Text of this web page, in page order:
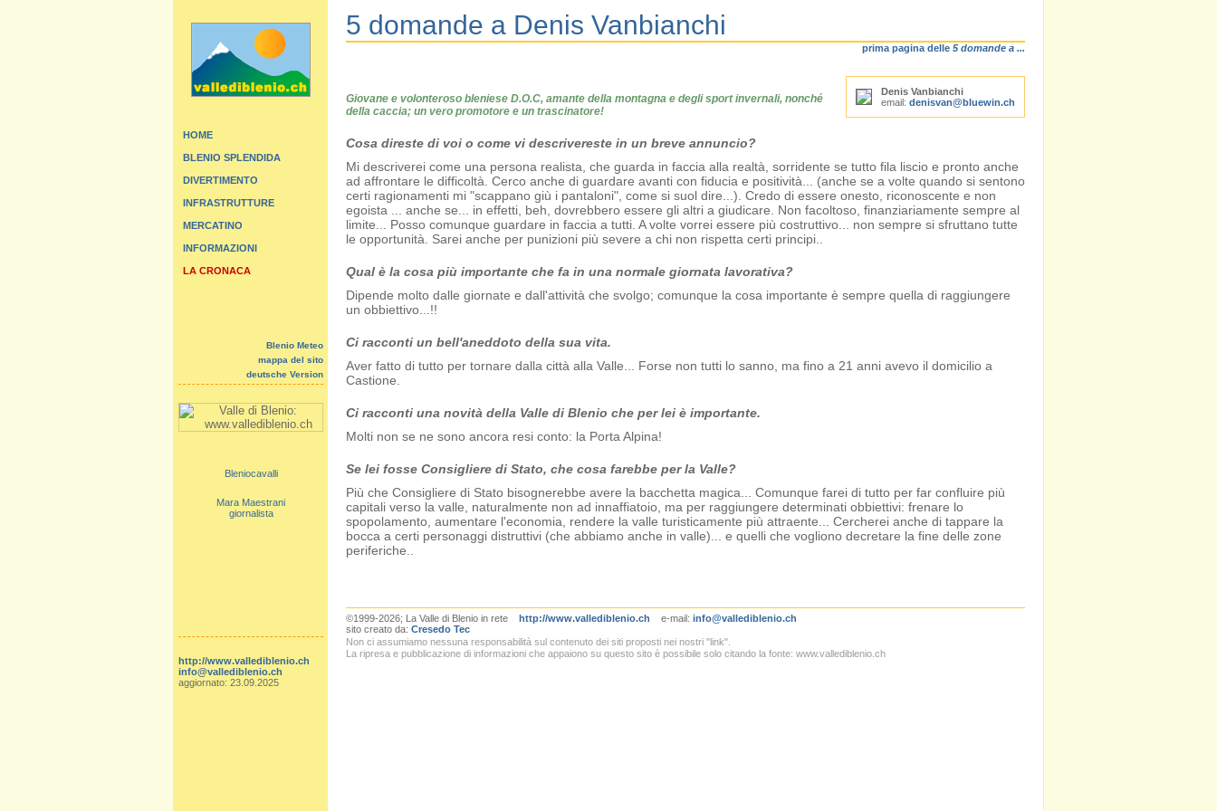
HOME
BLENIO SPLENDIDA
DIVERTIMENTO
INFRASTRUTTURE
MERCATINO
INFORMAZIONI
LA CRONACA
Blenio Meteo
mappa del sito
deutsche Version
Bleniocavalli
Mara Maestrani
giornalista
http://www.vallediblenio.ch
info@vallediblenio.ch
aggiornato: 23.09.2025
5 domande a Denis Vanbianchi
prima pagina delle 5 domande a ...
Giovane e volonteroso bleniese D.O.C, amante della montagna e degli sport invernali, nonché
della caccia; un vero promotore e un trascinatore!
Denis Vanbianchi
email: denisvan@bluewin.ch
Cosa direste di voi o come vi descrivereste in un breve annuncio?
Mi descriverei come una persona realista, che guarda in faccia alla realtà, sorridente se tutto fila liscio e pronto anche
ad affrontare le difficoltà. Cerco anche di guardare avanti con fiducia e positività... (anche se a volte quando si sentono
certi ragionamenti mi "scappano giù i pantaloni", come si suol dire...). Credo di essere onesto, riconoscente e non
egoista ... anche se... in effetti, beh, dovrebbero essere gli altri a giudicare. Non facoltoso, finanziariamente sempre al
limite... Posso comunque guardare in faccia a tutti. A volte vorrei essere più costruttivo... non sempre si sfruttano tutte
le opportunità. Sarei anche per punizioni più severe a chi non rispetta certi principi..
Qual è la cosa più importante che fa in una normale giornata lavorativa?
Dipende molto dalle giornate e dall'attività che svolgo; comunque la cosa importante è sempre quella di raggiungere
un obbiettivo...!!
Ci racconti un bell'aneddoto della sua vita.
Aver fatto di tutto per tornare dalla città alla Valle... Forse non tutti lo sanno, ma fino a 21 anni avevo il domicilio a
Castione.
Ci racconti una novità della Valle di Blenio che per lei è importante.
Molti non se ne sono ancora resi conto: la Porta Alpina!
Se lei fosse Consigliere di Stato, che cosa farebbe per la Valle?
Più che Consigliere di Stato bisognerebbe avere la bacchetta magica... Comunque farei di tutto per far confluire più
capitali verso la valle, naturalmente non ad innaffiatoio, ma per raggiungere determinati obbiettivi: frenare lo
spopolamento, aumentare l'economia, rendere la valle turisticamente più attraente... Cercherei anche di tappare la
bocca a certi personaggi distruttivi (che abbiamo anche in valle)... e quelli che vogliono decretare la fine delle zone
periferiche..
©1999-2026; La Valle di Blenio in rete http://www.vallediblenio.ch e-mail: info@vallediblenio.ch
sito creato da: Cresedo Tec
Non ci assumiamo nessuna responsabilità sul contenuto dei siti proposti nei nostri "link".
La ripresa e pubblicazione di informazioni che appaiono su questo sito è possibile solo citando la fonte: www.vallediblenio.ch